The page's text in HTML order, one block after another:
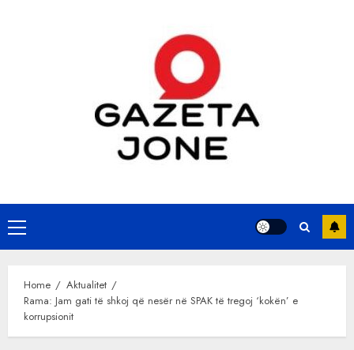
Primary
Menu
Home
Aktualitet
Rama: Jam gati të shkoj që nesër në SPAK të tregoj ‘kokën’ e
korrupsionit